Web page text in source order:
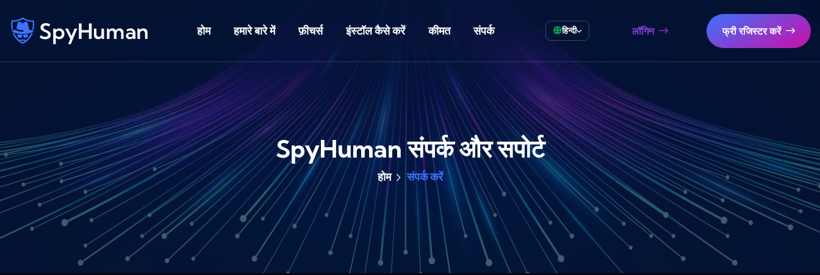
होम हमारे बारे में फ़ीचर्स इंस्टॉल कैसे करें कीमत संपर्क हिन्दी लॉगिन फ्री रजिस्टर करें
SpyHuman संपर्क और सपोर्ट
होम संपर्क करें